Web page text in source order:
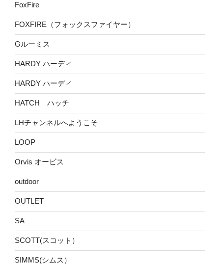
FoxFire
FOXFIRE（フォックスファイヤー）
Gルーミス
HARDY ハーディ
HARDY ハーディ
HATCH ハッチ
LHチャンネルへようこそ
LOOP
Orvis オービス
outdoor
OUTLET
SA
SCOTT(スコット）
SIMMS(シムス）